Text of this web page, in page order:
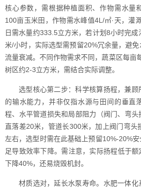
核心参数，需根据种植面积、作物需水量
100亩玉米田，作物需水峰值4L/㎡·天，灌
日需水量约333.5立方米，若计划8小时完
米/小时，实际选型需预留20%冗余量，避
流量衰减。不同作物需求不同，蔬菜区每亩
树区约2-3立方米，需结合实际调整。
选型核心第二步：科学核算扬程，兼
的输水能力，并非仅指水源与田间的垂直
程、水平管道损失和局部阻力（阀门、弯
直落差20米，管道长300米，加上阀门弯头
左右，选型时需在此基础上预留10%-20%
足导致效率下降。需注意，实际扬程低于
下降40%，还易烧毁机封。
材质选对，延长水泵寿命。水肥一体